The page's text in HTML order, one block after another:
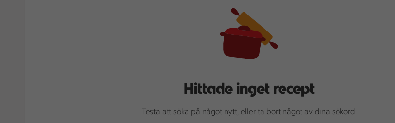
Hittade inget recept
Testa att söka på något nytt, eller ta bort något av dina sökord.